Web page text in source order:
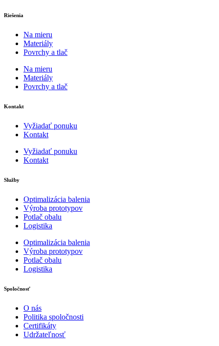
Riešenia
Na mieru
Materiály
Povrchy a tlač
Na mieru
Materiály
Povrchy a tlač
Kontakt
Vyžiadať ponuku
Kontakt
Vyžiadať ponuku
Kontakt
Služby
Optimalizácia balenia
Výroba prototypov
Potlač obalu
Logistika
Optimalizácia balenia
Výroba prototypov
Potlač obalu
Logistika
Spoločnosť
O nás
Politika spoločnosti
Certifikáty
Udržateľnosť